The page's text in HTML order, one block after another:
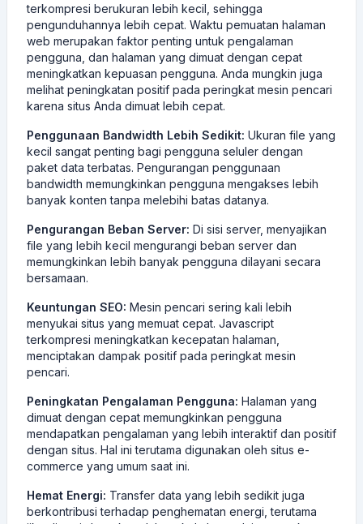
terkompresi berukuran lebih kecil, sehingga
pengunduhannya lebih cepat. Waktu pemuatan halaman
web merupakan faktor penting untuk pengalaman
pengguna, dan halaman yang dimuat dengan cepat
meningkatkan kepuasan pengguna. Anda mungkin juga
melihat peningkatan positif pada peringkat mesin pencari
karena situs Anda dimuat lebih cepat.
Penggunaan Bandwidth Lebih Sedikit: Ukuran file yang
kecil sangat penting bagi pengguna seluler dengan
paket data terbatas. Pengurangan penggunaan
bandwidth memungkinkan pengguna mengakses lebih
banyak konten tanpa melebihi batas datanya.
Pengurangan Beban Server: Di sisi server, menyajikan
file yang lebih kecil mengurangi beban server dan
memungkinkan lebih banyak pengguna dilayani secara
bersamaan.
Keuntungan SEO: Mesin pencari sering kali lebih
menyukai situs yang memuat cepat. Javascript
terkompresi meningkatkan kecepatan halaman,
menciptakan dampak positif pada peringkat mesin
pencari.
Peningkatan Pengalaman Pengguna: Halaman yang
dimuat dengan cepat memungkinkan pengguna
mendapatkan pengalaman yang lebih interaktif dan positif
dengan situs. Hal ini terutama digunakan oleh situs e-
commerce yang umum saat ini.
Hemat Energi: Transfer data yang lebih sedikit juga
berkontribusi terhadap penghematan energi, terutama